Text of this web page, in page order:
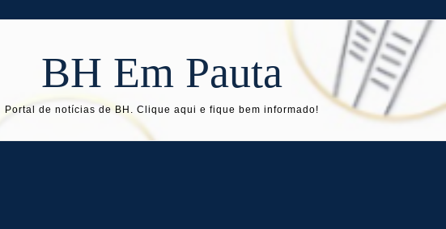
BH Em Pauta
Portal de notícias de BH. Clique aqui e fique bem informado!